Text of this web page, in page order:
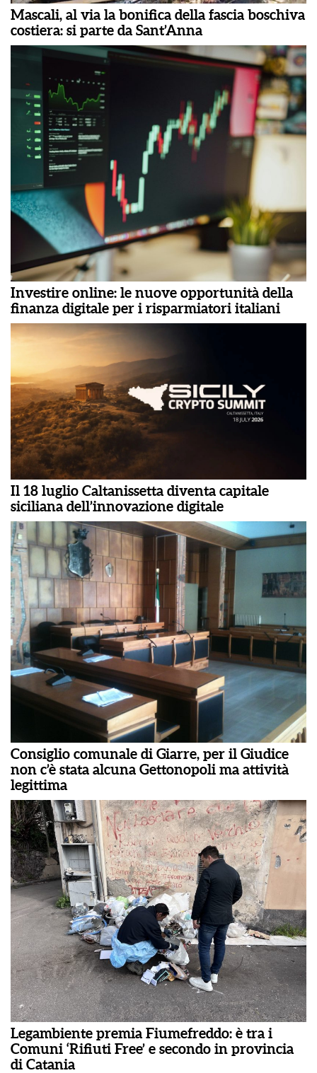
Mascali, al via la bonifica della fascia boschiva
costiera: si parte da Sant’Anna
Investire online: le nuove opportunità della
finanza digitale per i risparmiatori italiani
Il 18 luglio Caltanissetta diventa capitale
siciliana dell’innovazione digitale
Consiglio comunale di Giarre, per il Giudice
non c’è stata alcuna Gettonopoli ma attività
legittima
Legambiente premia Fiumefreddo: è tra i
Comuni ‘Rifiuti Free’ e secondo in provincia
di Catania